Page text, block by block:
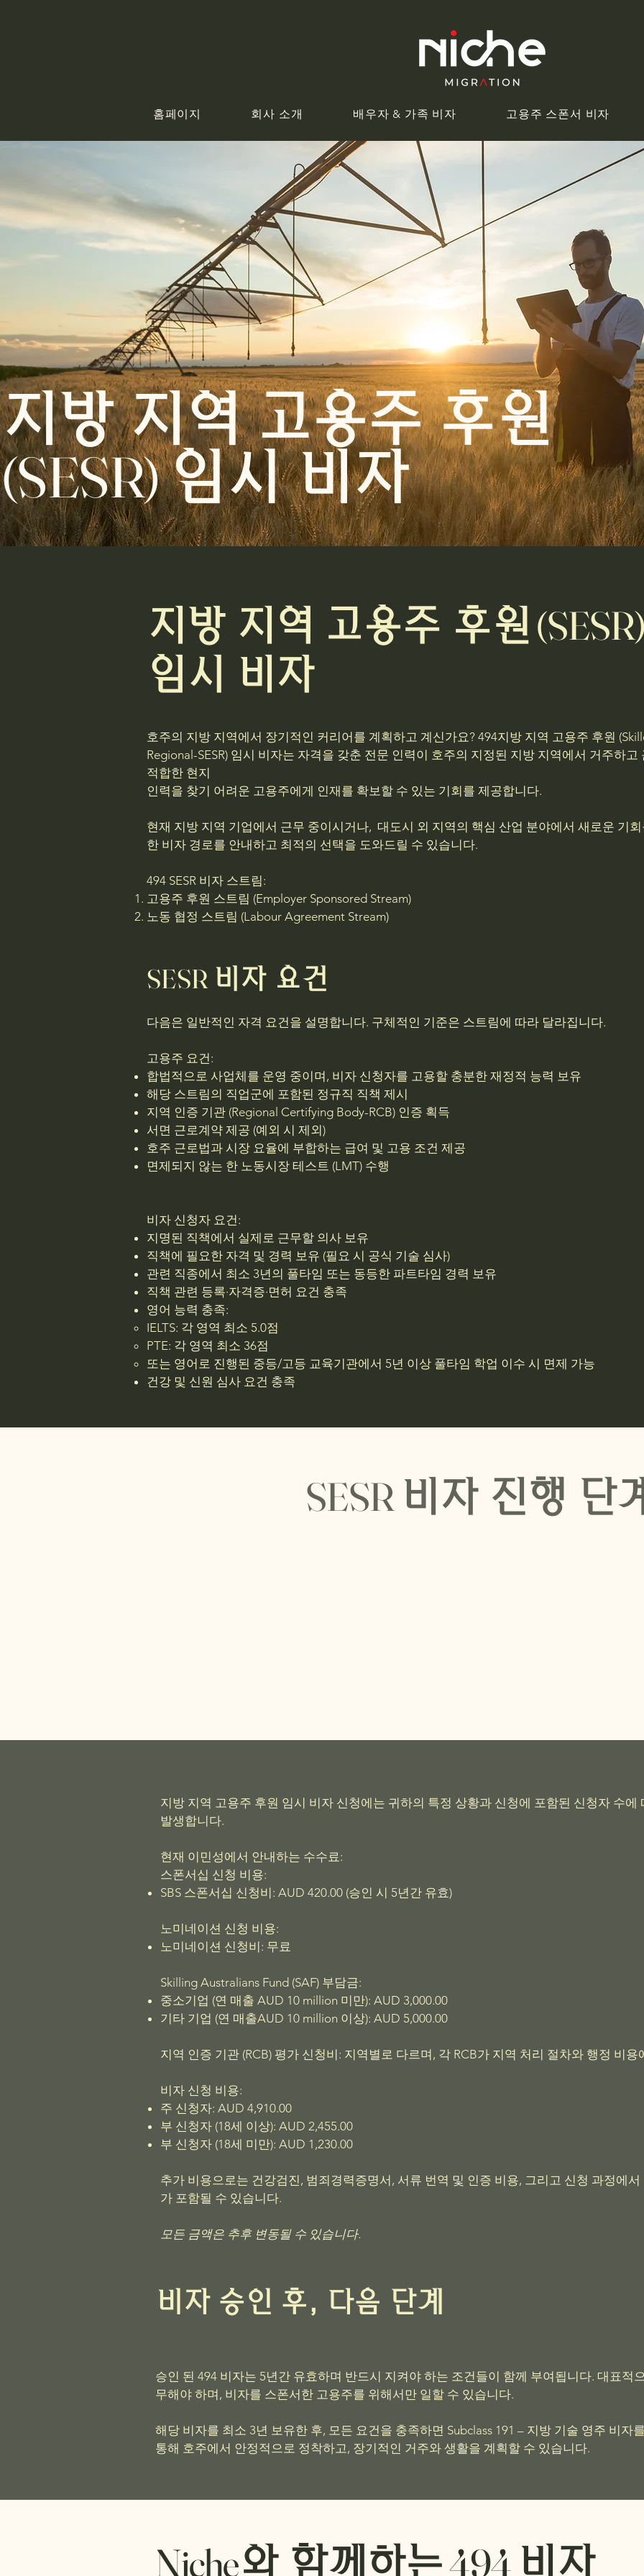
홈페이지 회사 소개 배우자 & 가족 비자 고용주 스폰서 비자
지방 지역 고용주 후원
(SESR)임시 비자
지방 지역 고용주 후원
임시 비자
호주의 지방 지역에서 장기적인 커리어를 계획하고 계신가요? 494지방 지역 고용주 후원
Regional-SESR) 임시 비자는 자격을 갖춘 전문 인력이 호주의 지정된 지방 지역에서 거주하
적합한 현지
인력을 찾기 어려운 고용주에게 인재를 확보할 수 있는 기회를 제공합니다.
현재 지방 지역 기업에서 근무 중이시거나, 대도시 외 지역의 핵심 산업 분야에서 새로운 기
한 비자 경로를 안내하고 최적의 선택을 도와드릴 수 있습니다.
494 SESR 비자 스트림:
고용주 후원 스트림 (Employer Sponsored Stream)
노동 협정 스트림 (Labour Agreement Stream)
​​​​​SESR 비자 요건
다음은 일반적인 자격 요건을 설명합니다. 구체적인 기준은 스트림에 따라 달라집니다.
고용주 요건:​
합법적으로 사업체를 운영 중이며, 비자 신청자를 고용할 충분한 재정적 능력 보유
해당 스트림의 직업군에 포함된 정규직 직책 제시
지역 인증 기관 (Regional Certifying Body-RCB) 인증 획득
서면 근로계약 제공 (예외 시 제외)
호주 근로법과 시장 요율에 부합하는 급여 및 고용 조건 제공
면제되지 않는 한 노동시장 테스트 (LMT) 수행
비자 신청자 요건:
지명된 직책에서 실제로 근무할 의사 보유
직책에 필요한 자격 및 경력 보유 (필요 시 공식 기술 심사)
관련 직종에서 최소 3년의 풀타임 또는 동등한 파트타임 경력 보유
직책 관련 등록·자격증·면허 요건 충족
영어 능력 충족:
IELTS: 각 영역 최소 5.0점
PTE: 각 영역 최소 36점
또는 영어로 진행된 중등/고등 교육기관에서 5년 이상 풀타임 학업 이수 시 면제 가능
건강 및 신원 심사 요건 충족
SESR 비자 진행 단
지방 지역 고용주 후원 임시 비자 신청에는 귀하의 특정 상황과 신청에 포함된 신청자 수에
발생합니다.
현재 이민성에서 안내하는 수수료:
스폰서십 신청 비용:
SBS 스폰서십 신청비: AUD 420.00 (승인 시 5년간 유효)
노미네이션 신청 비용:
노미네이션 신청비: 무료
Skilling Australians Fund (SAF) 부담금:
중소기업 (연 매출 AUD 10 million 미만): AUD 3,000.00
기타 기업 (연 매출AUD 10 million 이상): AUD 5,000.00
지역 인증 기관 (RCB) 평가 신청비: 지역별로 다르며, 각 RCB가 지역 처리 절차와 행정 비용
비자 신청 비용:
주 신청자: AUD 4,910.00
부 신청자 (18세 이상): AUD 2,455.00
부 신청자 (18세 미만): AUD 1,230.00
추가 비용으로는 건강검진, 범죄경력증명서, 서류 번역 및 인증 비용, 그리고 신청 과정에
가 포함될 수 있습니다.
모든 금액은 추후 변동될 수 있습니다.
비자 승인 후, 다음 단계
승인 된 494 비자는 5년간 유효하며 반드시 지켜야 하는 조건들이 함께 부여됩니다. 대표적
무해야 하며, 비자를 스폰서한 고용주를 위해서만 일할 수 있습니다.
해당 비자를 최소 3년 보유한 후, 모든 요건을 충족하면 Subclass 191 – 지방 기술 영주 비자
통해 호주에서 안정적으로 정착하고, 장기적인 거주와 생활을 계획할 수 있습니다.
Niche와 함께하는494 비자